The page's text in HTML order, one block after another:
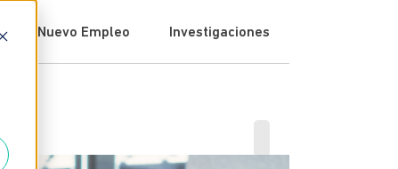
Tu Nuevo Empleo Investigaciones